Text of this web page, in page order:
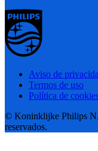
Aviso de
Termos de uso
Política de
© Koninklijke Philips
reservados.